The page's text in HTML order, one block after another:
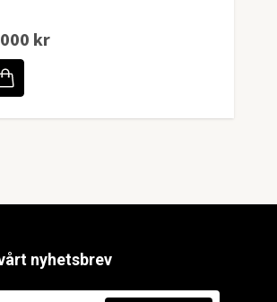
kr
nyhetsbrev